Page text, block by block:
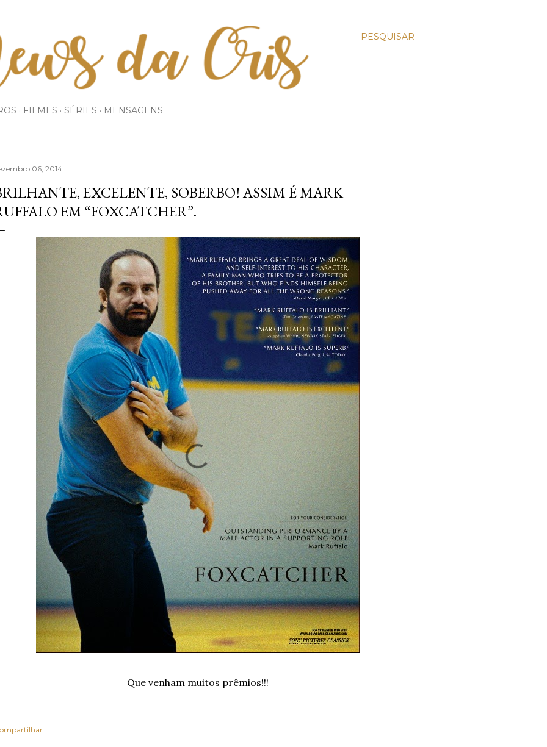
PESQUISAR
FILMES SÉRIES MENSAGENS
06, 2014
EXCELENTE, SOBERBO! ASSIM É MARK
EM “FOXCATCHER”.
Que venham muitos prêmios!!!